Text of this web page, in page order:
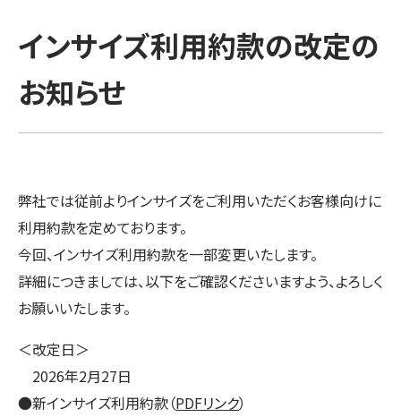
インサイズ利用約款の改定の
お知らせ
弊社では従前よりインサイズをご利用いただくお客様向けに
利用約款を定めております。
今回、インサイズ利用約款を一部変更いたします。
詳細につきましては、以下をご確認くださいますよう、よろしく
お願いいたします。
＜改定日＞
2026年2月27日
●新インサイズ利用約款（PDFリンク）